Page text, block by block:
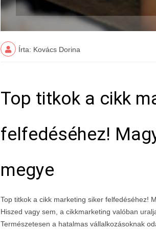
Írta: Kovács Dorina
Top titkok a cikk
felfedéséhez!
megye
Top titkok a cikk marketing siker felfedéséhez!
Hiszed vagy sem, a cikkmarketing valóban
Természetesen a hatalmas vállalkozásoknak